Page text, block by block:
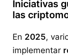
Iniciativas
las
En 2025,
implementar